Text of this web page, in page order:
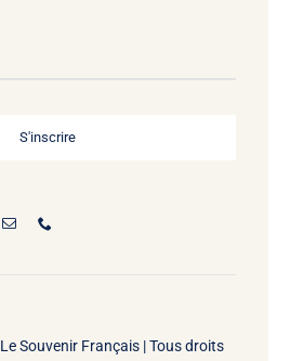
S'inscrire
Le Souvenir Français | Tous droits